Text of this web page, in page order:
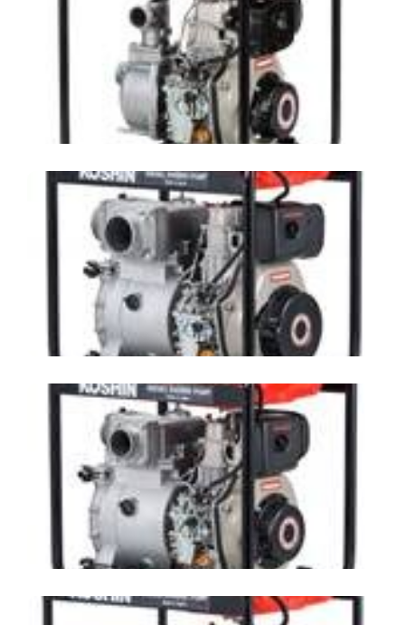
ปั๊มน้ำชนิดเครื่องยนต์ Yanmar KOSHIN รุ่น
STY-50D
ปั๊มสูบน้ำเสียชนิดเครื่องยนต์ Yanmar
KOSHIN รุ่น KTY-100D
ปั๊มสูบน้ำเสียชนิดเครื่องยนต์ Yanmar
KOSHIN รุ่น KTY-80D